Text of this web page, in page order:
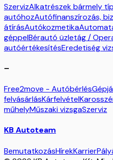
SzervizAlkatrészek bármely
autóhozAutófinanszírozás,
átírásAutókozmetika
géppelBérautó üzletág /
autóértékesítésEredetiség
–
Free2move - Autóbérlés
felvásárlásKárfelvétel
műhelyMűszaki vizsgaSzerviz
KB Autoteam
BemutatkozásHírekKarrier